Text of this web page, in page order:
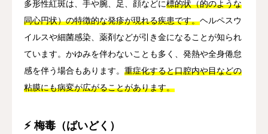
多形性紅斑は、手や腕、足、顔などに標的状（的のような
同心円状）の特徴的な発疹が現れる疾患です。ヘルペスウ
イルスや細菌感染、薬剤などが引き金になることが知られ
ています。かゆみを伴わないことも多く、発熱や全身倦怠
感を伴う場合もあります。 重症化すると口腔内や目などの
粘膜にも病変が広がることがあります。
⚡ 梅毒（ばいどく）